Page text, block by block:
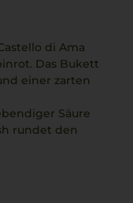
di Ama
Das Bukett
einer zarten
Säure
rundet den
verleiht dem